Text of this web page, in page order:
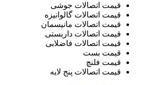
قیمت اتصالات جوشی
قیمت اتصالات گالوانیزه
قیمت اتصالات مانیسمان
قیمت اتصالات داربستی
قیمت اتصالات فاضلابی
قیمت بست
قیمت فلنچ
قیمت اتصالات پنج لایه